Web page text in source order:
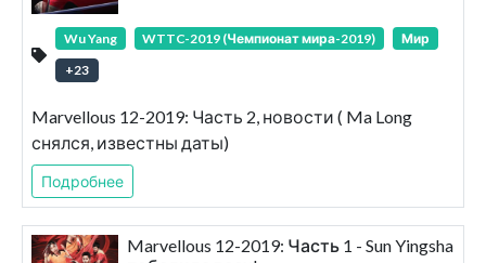
Wu Yang WTTC-2019 (Чемпионат мира-2019)
Мир
+23
Marvellous 12-2019: Часть 2, новости ( Ma Long
снялся, известны даты)
Подробнее
Marvellous 12-2019: Часть 1 - Sun Yingsha